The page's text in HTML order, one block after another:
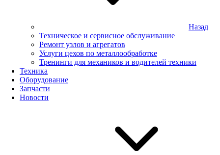
Назад
Техническое и сервисное обслуживание
Ремонт узлов и агрегатов
Услуги цехов по металлообработке
Тренинги для механиков и водителей техники
Техника
Оборудование
Запчасти
Новости